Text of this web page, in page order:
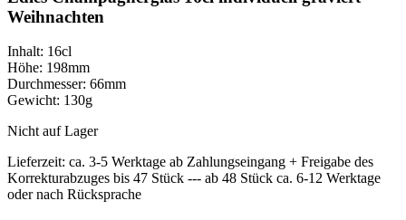
Weihnachten
Inhalt: 16cl
Höhe: 198mm
Durchmesser: 66mm
Gewicht: 130g
Nicht auf Lager
Lieferzeit: ca. 3-5 Werktage ab Zahlungseingang + Freigabe des
Korrekturabzuges bis 47 Stück --- ab 48 Stück ca. 6-12 Werktage
oder nach Rücksprache